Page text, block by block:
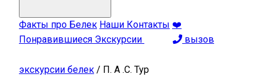
Факты про Белек Наши Контакты ❤️
Понравившиеся Экскурсии
вызов
экскурсии белек / П. А .С. Тур